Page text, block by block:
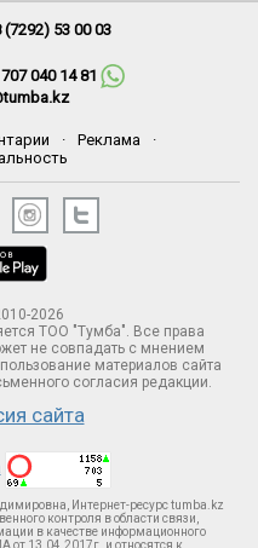
(7292) 53 00 03
040 14 81
· Реклама
·
2026
ТОО "Тумба". Все права
не совпадать с мнением
материалов сайта
согласия редакции.
сайта
Интернет-ресурс tumba.kz
контроля в области связи,
в качестве информационного
от 13.04.2017г. и относятся к